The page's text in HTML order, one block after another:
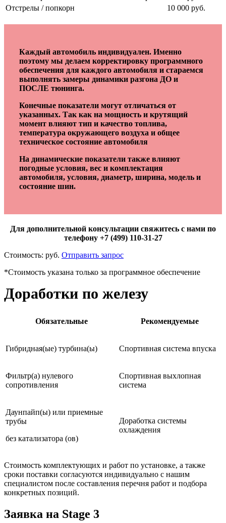
Отстрелы / попкорн
10 000 руб.
Каждый автомобиль индивидуален. Именно
поэтому мы делаем корректировку программного
обеспечения для каждого автомобиля и стараемся
выполнять замеры динамики разгона ДО и
ПОСЛЕ тюнинга.
Конечные показатели могут отличаться от
указанных. Так как на мощность и крутящий
момент влияют тип и качество топлива,
температура окружающего воздуха и общее
техническое состояние автомобиля
На динамические показатели также влияют
погодные условия, вес и комплектация
автомобиля, условия, диаметр, ширина, модель и
состояние шин.
Для дополнительной консультации свяжитесь с нами по
телефону +7 (499) 110-31-27
Стоимость: руб. Отправить запрос
*Стоимость указана только за программное обеспечение
Доработки по железу
Обязательные Рекомендуемые
Гибридная(ые) турбина(ы) Спортивная система впуска
Фильтр(а) нулевого
сопротивления
Спортивная выхлопная
система
Даунпайп(ы) или приемные
трубы
без катализатора (ов)
Доработка системы
охлаждения
Стоимость комплектующих и работ по установке, а также
сроки поставки согласуются индивидуально с нашим
специалистом после составления перечня работ и подбора
конкретных позиций.
Заявка на Stage 3